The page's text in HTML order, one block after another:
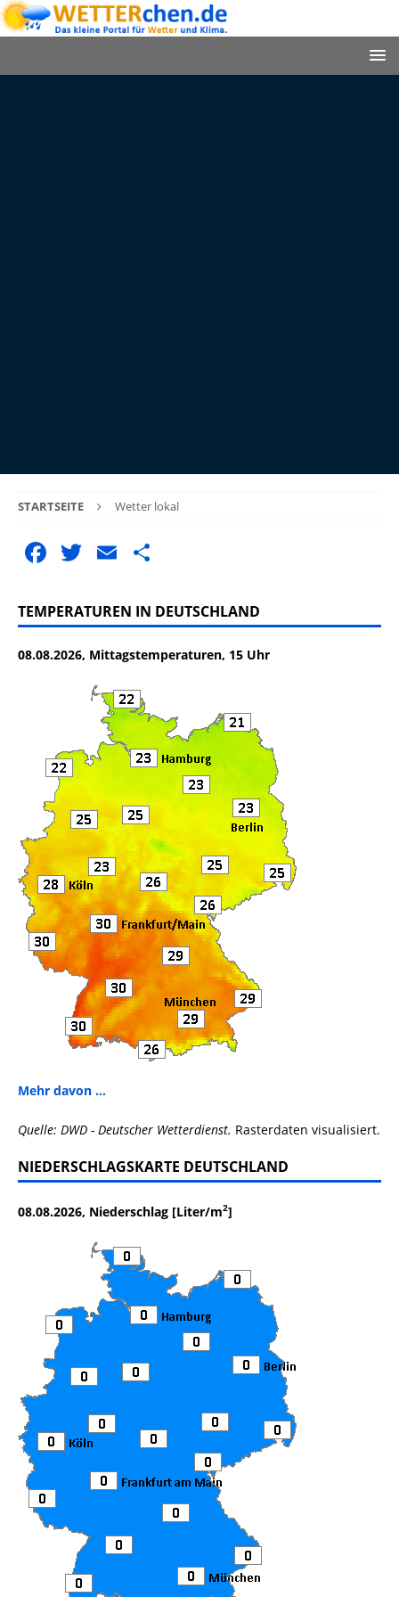
STARTSEITE Wetter lokal
F
c
e
b
k
T
it
te
r
E
ai
l
le
n
TEMPERATUREN IN DEUTSCHLAND
08.08.2026, Mittagstemperaturen, 15 Uhr
Mehr davon ...
Quelle: DWD - Deutscher Wetterdienst. Rasterdaten visualisiert.
NIEDERSCHLAGSKARTE DEUTSCHLAND
08.08.2026, Niederschlag [Liter/m2]